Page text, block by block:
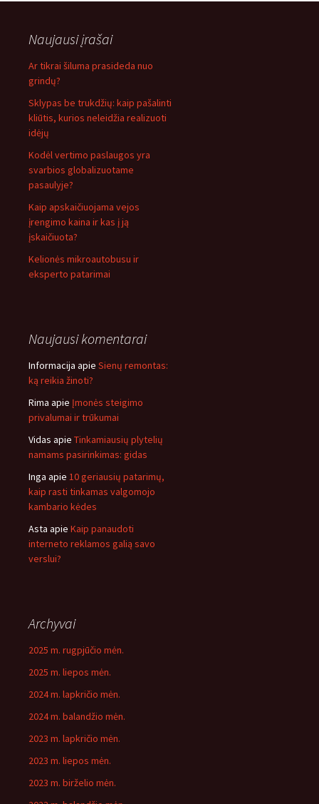
Naujausi įrašai
Ar tikrai šiluma prasideda nuo
grindų?
Sklypas be trukdžių: kaip pašalinti
kliūtis, kurios neleidžia realizuoti
idėjų
Kodėl vertimo paslaugos yra
svarbios globalizuotame
pasaulyje?
Kaip apskaičiuojama vejos
įrengimo kaina ir kas į ją
įskaičiuota?
Kelionės mikroautobusu ir
eksperto patarimai
Naujausi komentarai
Informacija apie Sienų remontas:
ką reikia žinoti?
Rima apie Įmonės steigimo
privalumai ir trūkumai
Vidas apie Tinkamiausių plytelių
namams pasirinkimas: gidas
Inga apie 10 geriausių patarimų,
kaip rasti tinkamas valgomojo
kambario kėdes
Asta apie Kaip panaudoti
interneto reklamos galią savo
verslui?
Archyvai
2025 m. rugpjūčio mėn.
2025 m. liepos mėn.
2024 m. lapkričio mėn.
2024 m. balandžio mėn.
2023 m. lapkričio mėn.
2023 m. liepos mėn.
2023 m. birželio mėn.